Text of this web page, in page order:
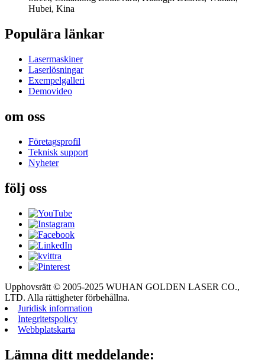
Hubei, Kina
Populära länkar
Lasermaskiner
Laserlösningar
Exempelgalleri
Demovideo
om oss
Företagsprofil
Teknisk support
Nyheter
följ oss
Upphovsrätt © 2005-2025 WUHAN GOLDEN LASER CO.,
LTD. Alla rättigheter förbehållna.
Juridisk information
Integritetspolicy
Webbplatskarta
Lämna ditt meddelande: